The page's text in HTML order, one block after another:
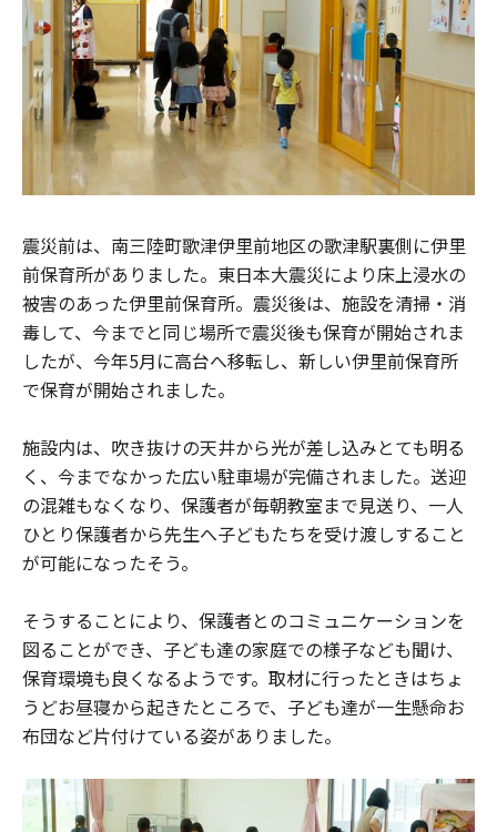
震災前は、南三陸町歌津伊里前地区の歌津駅裏側に伊里
前保育所がありました。東日本大震災により床上浸水の
被害のあった伊里前保育所。震災後は、施設を清掃・消
毒して、今までと同じ場所で震災後も保育が開始されま
したが、今年5月に高台へ移転し、新しい伊里前保育所
で保育が開始されました。
施設内は、吹き抜けの天井から光が差し込みとても明る
く、今までなかった広い駐車場が完備されました。送迎
の混雑もなくなり、保護者が毎朝教室まで見送り、一人
ひとり保護者から先生へ子どもたちを受け渡しすること
が可能になったそう。
そうすることにより、保護者とのコミュニケーションを
図ることができ、子ども達の家庭での様子なども聞け、
保育環境も良くなるようです。取材に行ったときはちょ
うどお昼寝から起きたところで、子ども達が一生懸命お
布団など片付けている姿がありました。